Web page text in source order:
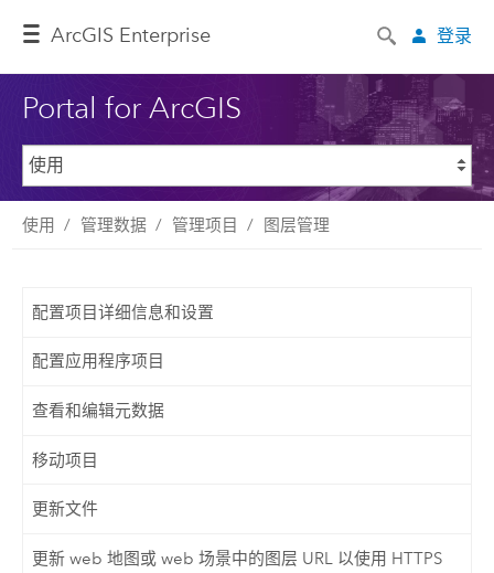
ArcGIS Enterprise 登录
Portal for ArcGIS
使用 管理数据 管理项目 图层管理
配置项目详细信息和设置
配置应用程序项目
查看和编辑元数据
移动项目
更新文件
更新 web 地图或 web 场景中的图层 URL 以使用 HTTPS